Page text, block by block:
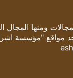
ومنها المجال
مواقع "مؤسسة